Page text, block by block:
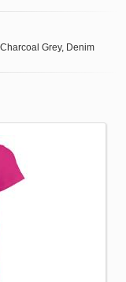
Grey, Denim